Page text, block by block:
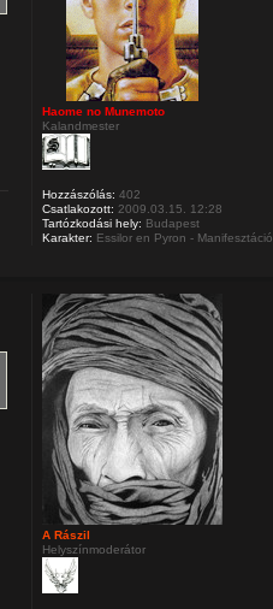
Haome no Munemoto
Kalandmester
Hozzászólás: 402
Csatlakozott: 2009.03.15. 12:28
Tartózkodási hely: Budapest
Karakter: Essilor en Pyron - Manifesztáció
A Rászil
Helyszínmoderátor